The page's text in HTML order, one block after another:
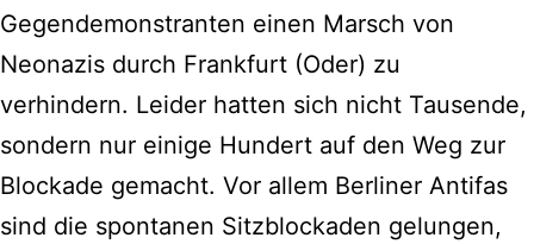
Gegendemonstranten einen Marsch von
Neonazis durch Frankfurt (Oder) zu
verhindern. Leider hatten sich nicht Tausende,
sondern nur einige Hundert auf den Weg zur
Blockade gemacht. Vor allem Berliner Antifas
sind die spontanen Sitzblockaden gelungen,